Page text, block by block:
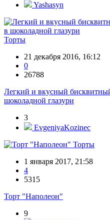
Yashasyn
Торты
21 декабря 2016, 16:12
0
26788
Легкий и вкусный
шоколадной глазури
3
EvgeniyaKozinec
Торты
1 января 2017, 21:58
4
5315
Торт "Наполеон"
9